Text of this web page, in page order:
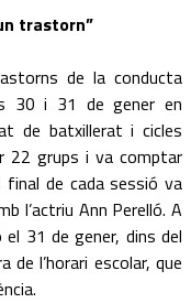
trastorn”
de la conducta
30 i 31 de gener en
de batxillerat i cicles
grups i va comptar
final de cada sessió va
l’actriu Ann Perelló. A
31 de gener, dins del
l’horari escolar, que